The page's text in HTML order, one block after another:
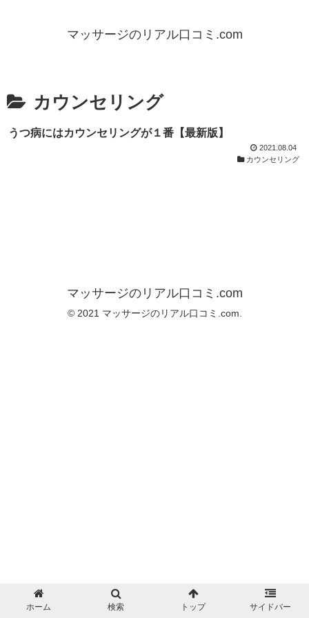
マッサージのリアル口コミ.com
カウンセリング
うつ病にはカウンセリングが１番【最新版】
2021.08.04
カウンセリング
マッサージのリアル口コミ.com
© 2021 マッサージのリアル口コミ.com.
ホーム 検索 トップ サイドバー